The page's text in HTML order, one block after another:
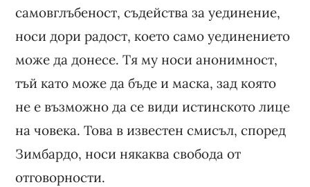
самовглъбеност, съдейства за уединение,
носи дори радост, което само уединението
може да донесе. Тя му носи анонимност,
тъй като може да бъде и маска, зад която
не е възможно да се види истинското лице
на човека. Това в известен смисъл, според
Зимбардо, носи някаква свобода от
отговорности.